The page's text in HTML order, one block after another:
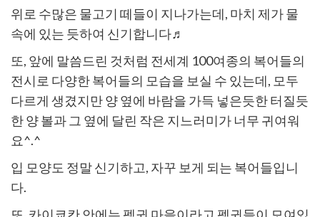
위로 수많은 물고기 떼들이 지나가는데, 마치 제가 물
속에 있는 듯하여 신기합니다♬
또, 앞에 말씀드린 것처럼 전세계 100여종의 복어들의
전시로 다양한 복어들의 모습을 보실 수 있는데, 모두
다르게 생겼지만 양 옆에 바람을 가득 넣은듯한 터질듯
한 양 볼과 그 옆에 달린 작은 지느러미가 너무 귀여워
요^.^
입 모양도 정말 신기하고, 자꾸 보게 되는 복어들입니
다.